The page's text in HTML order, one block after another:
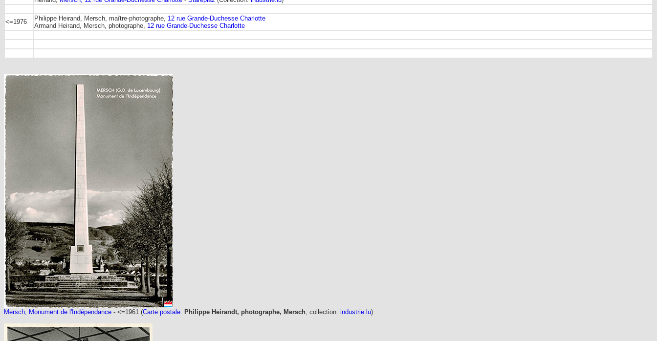
<=1976 Philippe Heirand, Mersch, maître-photographe, 12 rue Grande-Duchesse Charlotte
Armand Heirand, Mersch, photographe, 12 rue Grande-Duchesse Charlotte
Mersch, Monument de l'Indépendance - <=1961 (Carte postale: Philippe Heirandt, photographe, Mersch; collection: industrie.lu)